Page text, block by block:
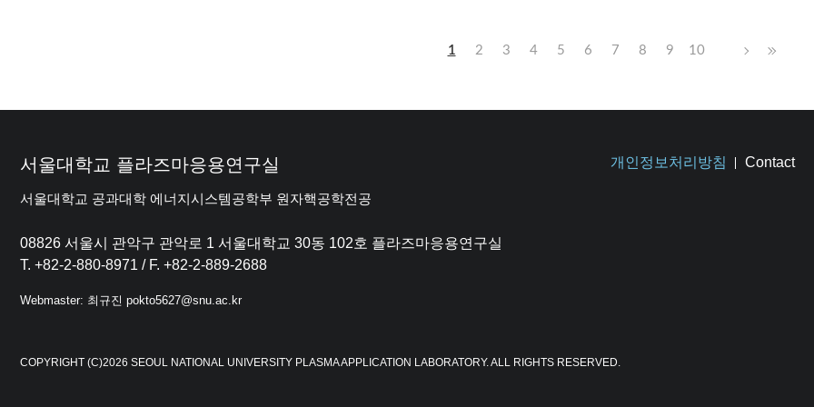
1 2 3 4 5 6 7 8 9 10
서울대학교 플라즈마응용연구실
서울대학교 공과대학 에너지시스템공학부 원자핵공학전공
개인정보처리방침 Contact
08826 서울시 관악구 관악로 1 서울대학교 30동 102호 플라즈마응용연구실
T. +82-2-880-8971 / F. +82-2-889-2688
Webmaster: 최규진 pokto5627@snu.ac.kr
COPYRIGHT (C)2026 SEOUL NATIONAL UNIVERSITY PLASMA APPLICATION LABORATORY. ALL RIGHTS RESERVED.